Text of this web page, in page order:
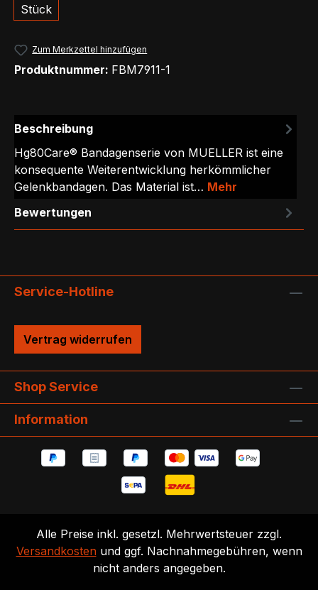
Stück
Zum Merkzettel hinzufügen
Produktnummer: FBM7911-1
Beschreibung
Hg80Care® Bandagenserie von MUELLER ist eine
konsequente Weiterentwicklung herkömmlicher
Gelenkbandagen. Das Material ist… Mehr
Bewertungen
Service-Hotline
Vertrag widerrufen
Shop Service
Information
Alle Preise inkl. gesetzl. Mehrwertsteuer zzgl.
Versandkosten und ggf. Nachnahmegebühren, wenn
nicht anders angegeben.